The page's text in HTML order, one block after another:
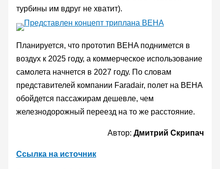
турбины им вдруг не хватит).
Планируется, что прототип BEHA поднимется в
воздух к 2025 году, а коммерческое использование
самолета начнется в 2027 году. По словам
представителей компании Faradair, полет на BEHA
обойдется пассажирам дешевле, чем
железнодорожный переезд на то же расстояние.
Автор:Дмитрий Скрипач
Ссылка на источник